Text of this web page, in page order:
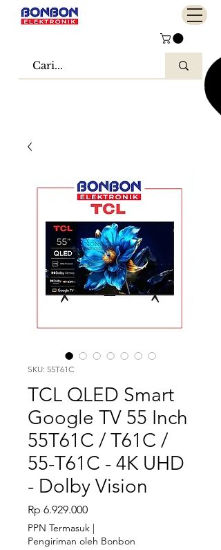
SKU: 55T61C
TCL QLED Smart
Google TV 55 Inch
55T61C / T61C /
55-T61C - 4K UHD
- Dolby Vision
Rp 6.929.000Harga
PPN Termasuk |
Pengiriman oleh Bonbon